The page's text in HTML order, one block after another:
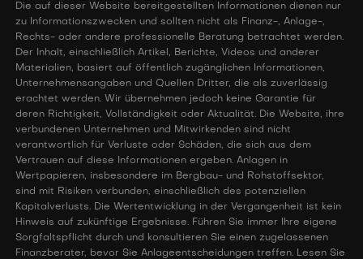
Die auf dieser Website bereitgestellten Informationen dienen nur
zu Informationszwecken und sollten nicht als Finanz-, Anlage-,
Rechts- oder andere professionelle Beratung betrachtet werden.
Der Inhalt, einschließlich Artikel, Berichte, Videos und anderer
Materialien, basiert auf öffentlich zugänglichen Informationen,
Unternehmensangaben und Quellen Dritter, die als zuverlässig
erachtet werden. Wir übernehmen jedoch keine Garantie für
deren Richtigkeit, Vollständigkeit oder Aktualität. Die Website, ihre
verbundenen Unternehmen und Mitwirkenden sind nicht
verantwortlich für Verluste oder Schäden, die sich aus dem
Vertrauen auf diese Informationen ergeben. Anlagen in
Wertpapieren, insbesondere im Bergbau- und Rohstoffsektor,
sind mit Risiken verbunden, einschließlich des potenziellen
Kapitalverlusts. Die Wertentwicklung in der Vergangenheit ist kein
Hinweis auf zukünftige Ergebnisse. Führen Sie immer Ihre eigene
Sorgfaltspflicht durch und konsultieren Sie einen zugelassenen
Finanzberater, bevor Sie Anlageentscheidungen treffen. Lesen Sie